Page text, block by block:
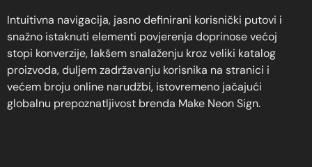
Intuitivna navigacija, jasno definirani korisnički putovi i
snažno istaknuti elementi povjerenja doprinose većoj
stopi konverzije, lakšem snalaženju kroz veliki katalog
proizvoda, duljem zadržavanju korisnika na stranici i
većem broju online narudžbi, istovremeno jačajući
globalnu prepoznatljivost brenda Make Neon Sign.